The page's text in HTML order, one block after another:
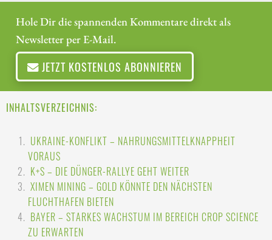
Hole Dir die spannenden Kommentare direkt als
Newsletter per E-Mail.
JETZT KOSTENLOS ABONNIEREN
INHALTSVERZEICHNIS:
UKRAINE-KONFLIKT – NAHRUNGSMITTELKNAPPHEIT
VORAUS
K+S – DIE DÜNGER-RALLYE GEHT WEITER
XIMEN MINING – GOLD KÖNNTE DEN NÄCHSTEN
FLUCHTHAFEN BIETEN
BAYER – STARKES WACHSTUM IM BEREICH CROP SCIENCE
ZU ERWARTEN